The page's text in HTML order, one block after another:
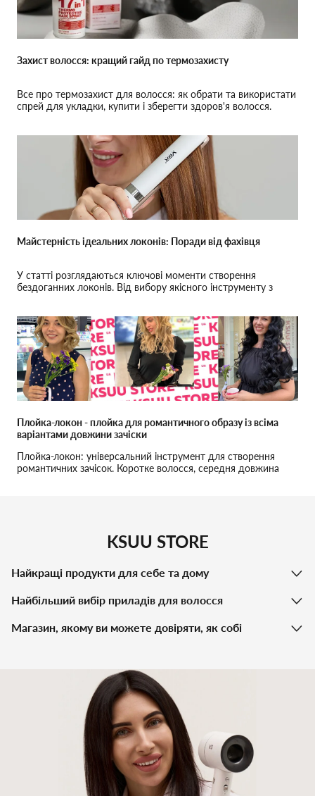
Захист волосся: кращий гайд по термозахисту
Все про термозахист для волосся: як обрати та використати
спрей для укладки, купити і зберегти здоров'я волосся.
Майстерність ідеальних локонів: Поради від фахівця
У статті розглядаються ключові моменти створення
бездоганних локонів. Від вибору якісного інструменту з
результату у створенні кудрів.
Плойка-локон - плойка для романтичного образу із всіма
варіантами довжини зачіски
Плойка-локон: універсальний інструмент для створення
романтичних зачісок. Коротке волосся, середня довжина
KSUU STORE
Найкращі продукти для себе та дому
Найбільший вибір приладів для волосся
Магазин, якому ви можете довіряти, як собі